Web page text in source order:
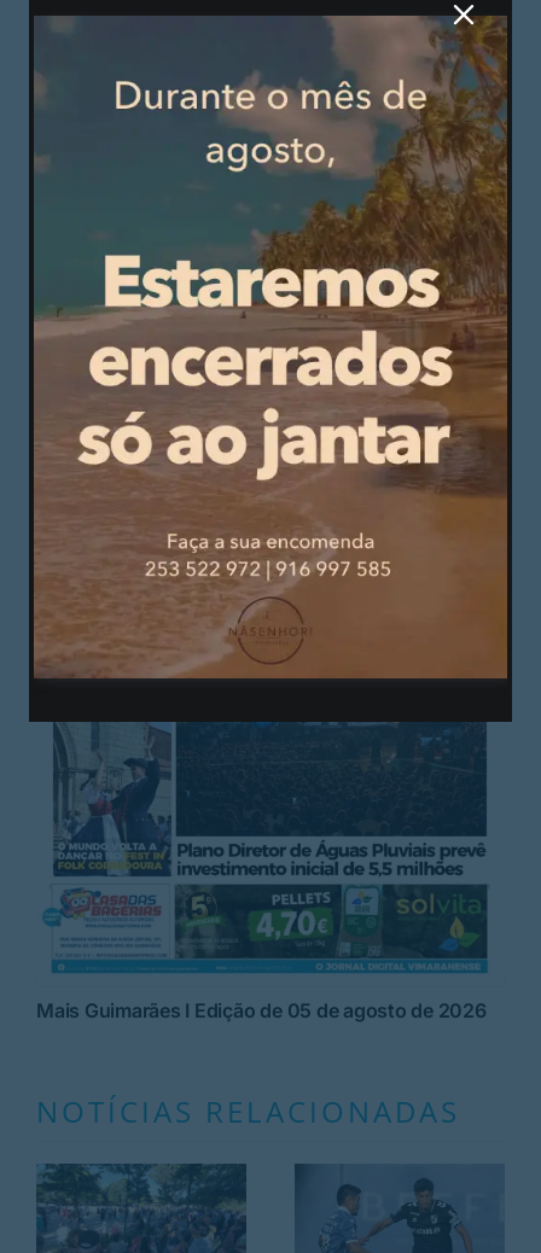
Mais Guimarães I Edição de 05 de agosto de 2026
NOTÍCIAS RELACIONADAS